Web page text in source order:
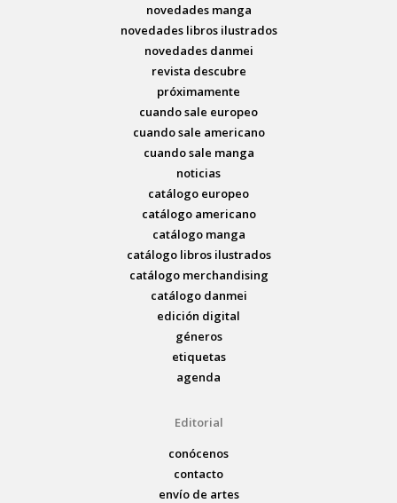
novedades manga
novedades libros ilustrados
novedades danmei
revista descubre
próximamente
cuando sale europeo
cuando sale americano
cuando sale manga
noticias
catálogo europeo
catálogo americano
catálogo manga
catálogo libros ilustrados
catálogo merchandising
catálogo danmei
edición digital
géneros
etiquetas
agenda
Editorial
conócenos
contacto
envío de artes